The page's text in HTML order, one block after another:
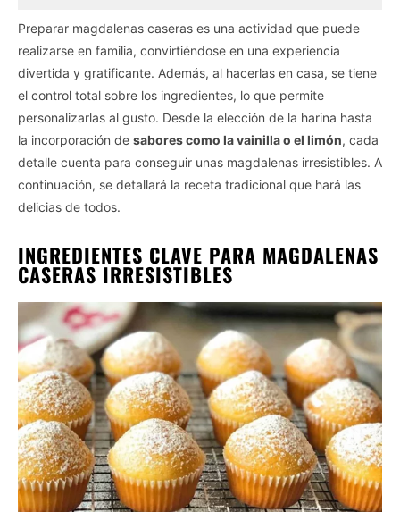
Preparar magdalenas caseras es una actividad que puede
realizarse en familia, convirtiéndose en una experiencia
divertida y gratificante. Además, al hacerlas en casa, se tiene
el control total sobre los ingredientes, lo que permite
personalizarlas al gusto. Desde la elección de la harina hasta
la incorporación de sabores como la vainilla o el limón, cada
detalle cuenta para conseguir unas magdalenas irresistibles. A
continuación, se detallará la receta tradicional que hará las
delicias de todos.
INGREDIENTES CLAVE PARA MAGDALENAS
CASERAS IRRESISTIBLES